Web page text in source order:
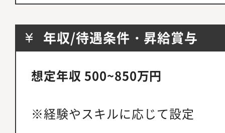
年収/待遇条件・昇給賞与
想定年収 500~850万円
※経験やスキルに応じて設定